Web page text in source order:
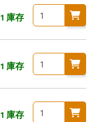
1 庫存
1 庫存
1 庫存